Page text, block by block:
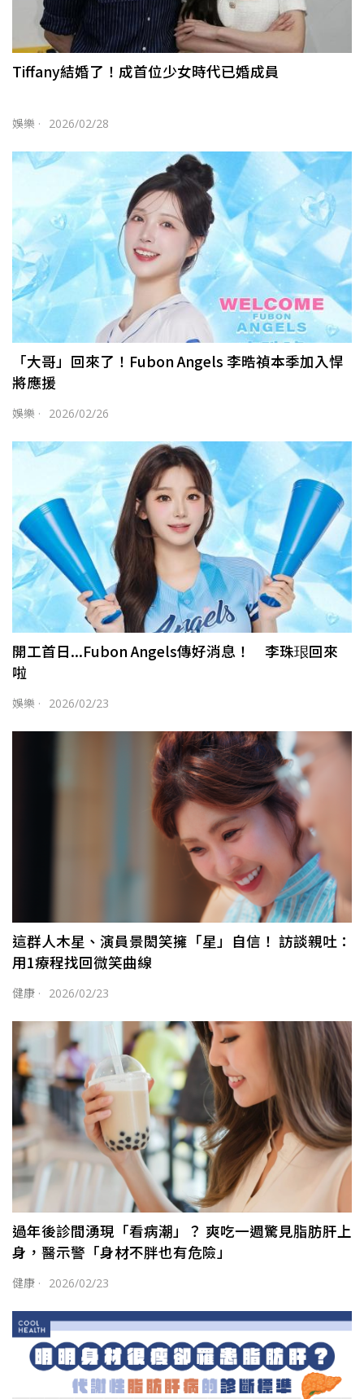
Tiffany結婚了！成首位少女時代已婚成員
娛樂 · 2026/02/28
「大哥」回來了！Fubon Angels 李晧禎本季加入悍
將應援
娛樂 · 2026/02/26
開工首日...Fubon Angels傳好消息！ 李珠珢回來
啦
娛樂 · 2026/02/23
這群人木星、演員景閎笑擁「星」自信！ 訪談親吐：
用1療程找回微笑曲線
健康 · 2026/02/23
過年後診間湧現「看病潮」？ 爽吃一週驚見脂肪肝上
身，醫示警「身材不胖也有危險」
健康 · 2026/02/23